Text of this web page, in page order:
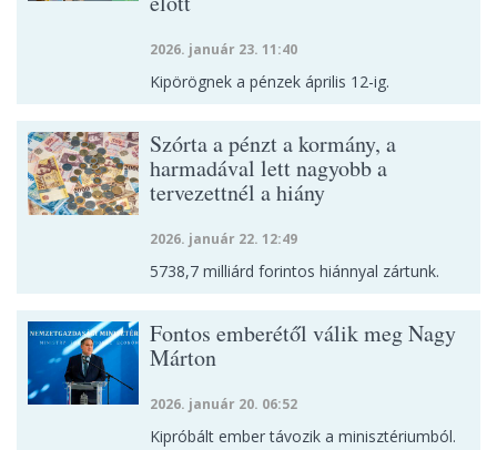
2026. január 23. 11:40
Kipörögnek a pénzek április 12-ig.
Szórta a pénzt a kormány, a
harmadával lett nagyobb a
tervezettnél a hiány
2026. január 22. 12:49
5738,7 milliárd forintos hiánnyal zártunk.
Fontos emberétől válik meg Nagy
Márton
2026. január 20. 06:52
Kipróbált ember távozik a minisztériumból.